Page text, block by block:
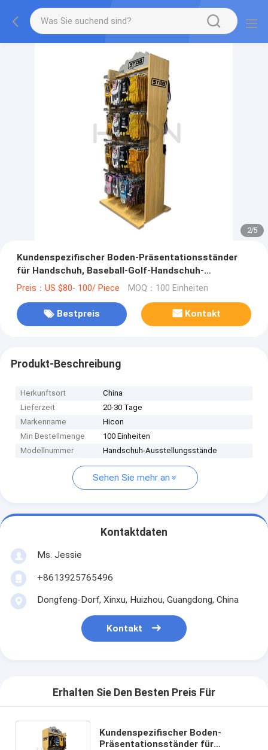
2/5
Kundenspezifischer Boden-Präsentationsständer
für Handschuh, Baseball-Golf-Handschuh-
Ausstellungsstände
Preis：US $80- 100/ Piece MOQ：100 Einheiten
Bestpreis Kontakt
Produkt-Beschreibung
Herkunftsort
China
Lieferzeit
20-30 Tage
Markenname
Hicon
Min Bestellmenge
100 Einheiten
Modellnummer
Handschuh-Ausstellungsstände
Sehen Sie mehr an
Kontaktdaten
Ms. Jessie
+8613925765496
Dongfeng-Dorf, Xinxu, Huizhou, Guangdong, China
Kontakt
Erhalten Sie Den Besten Preis Für
Kundenspezifischer Boden-
Präsentationsständer für